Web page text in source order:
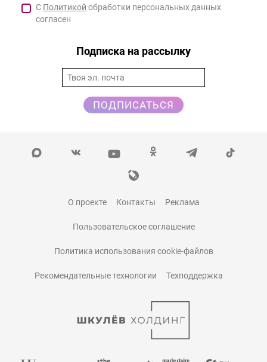
С Политикой обработки персональных данных
согласен
Подписка на рассылку
ПОДПИСАТЬСЯ
О проекте Контакты Реклама
Пользовательское соглашение
Политика использования cookie-файлов
Рекомендательные технологии Техподдержка